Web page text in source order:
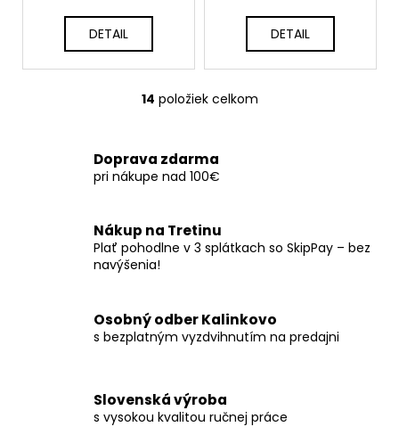
DETAIL DETAIL
O
á
d
c
i
v
k
ý
p
14 položiek celkom
Doprava zdarma
pri nákupe nad 100€
Nákup na Tretinu
Plať pohodlne v 3 splátkach so SkipPay – bez
navýšenia!
Osobný odber Kalinkovo
s bezplatným vyzdvihnutím na predajni
Slovenská výroba
s vysokou kvalitou ručnej práce